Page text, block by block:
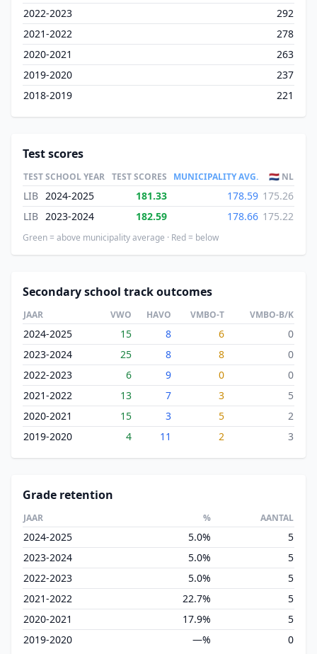
2022-2023
292
2021-2022
278
2020-2021
263
2019-2020
237
2018-2019
221
Test scores
TESTSCHOOL YEAR TEST SCORES MUNICIPALITY AVG. 🇳🇱 NL
LIB 2024-2025 181.33 178.59 175.26
LIB 2023-2024 182.59 178.66 175.22
Green = above municipality average · Red = below
Secondary school track outcomes
JAAR VWO HAVO VMBO-T VMBO-B/K
2024-2025 15 8 6
0
2023-2024
25 8 8
0
2022-2023
6 9 0
0
2021-2022
13 7 3
5
2020-2021
15 3 5
2
2019-2020
4 11 2 3
Grade retention
JAAR % AANTAL
2024-2025 5.0%
5
2023-2024
5.0%
5
2022-2023
5.0%
5
2021-2022
22.7%
5
2020-2021
17.9%
5
2019-2020
—% 0